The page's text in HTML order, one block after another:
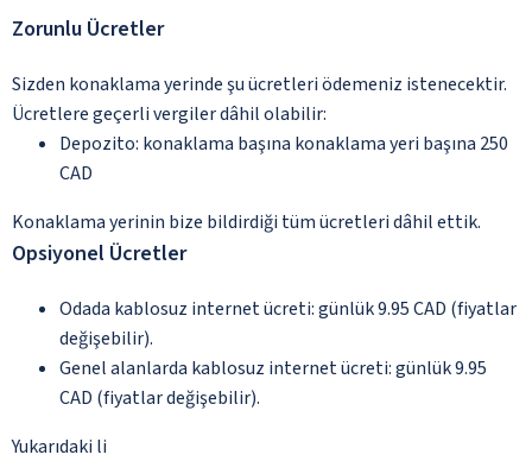
Zorunlu Ücretler
Sizden konaklama yerinde şu ücretleri ödemeniz istenecektir.
Ücretlere geçerli vergiler dâhil olabilir:
Depozito: konaklama başına konaklama yeri başına 250
CAD
Konaklama yerinin bize bildirdiği tüm ücretleri dâhil ettik.
Opsiyonel Ücretler
Odada kablosuz internet ücreti: günlük 9.95 CAD (fiyatlar
değişebilir).
Genel alanlarda kablosuz internet ücreti: günlük 9.95
CAD (fiyatlar değişebilir).
Yukarıdaki li